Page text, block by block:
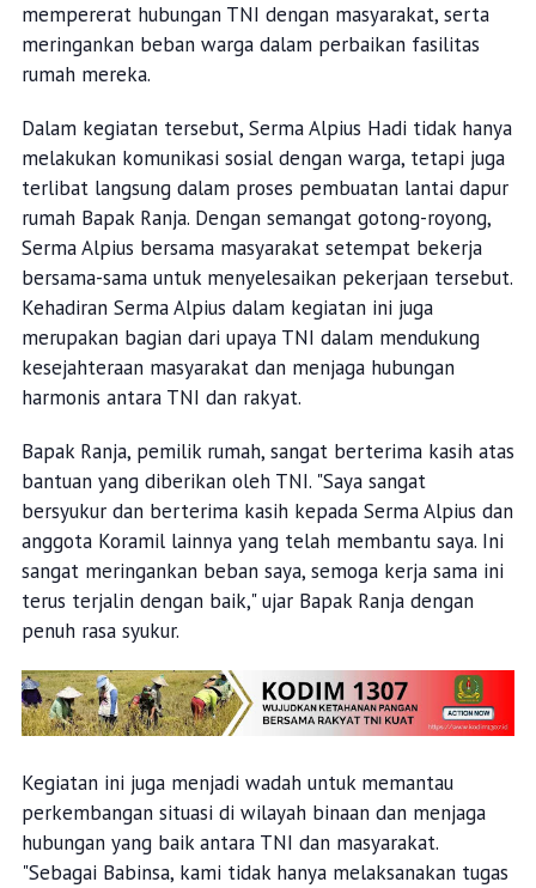
mempererat hubungan TNI dengan masyarakat, serta
meringankan beban warga dalam perbaikan fasilitas
rumah mereka.
Dalam kegiatan tersebut, Serma Alpius Hadi tidak hanya
melakukan komunikasi sosial dengan warga, tetapi juga
terlibat langsung dalam proses pembuatan lantai dapur
rumah Bapak Ranja. Dengan semangat gotong-royong,
Serma Alpius bersama masyarakat setempat bekerja
bersama-sama untuk menyelesaikan pekerjaan tersebut.
Kehadiran Serma Alpius dalam kegiatan ini juga
merupakan bagian dari upaya TNI dalam mendukung
kesejahteraan masyarakat dan menjaga hubungan
harmonis antara TNI dan rakyat.
Bapak Ranja, pemilik rumah, sangat berterima kasih atas
bantuan yang diberikan oleh TNI. "Saya sangat
bersyukur dan berterima kasih kepada Serma Alpius dan
anggota Koramil lainnya yang telah membantu saya. Ini
sangat meringankan beban saya, semoga kerja sama ini
terus terjalin dengan baik," ujar Bapak Ranja dengan
penuh rasa syukur.
Kegiatan ini juga menjadi wadah untuk memantau
perkembangan situasi di wilayah binaan dan menjaga
hubungan yang baik antara TNI dan masyarakat.
"Sebagai Babinsa, kami tidak hanya melaksanakan tugas